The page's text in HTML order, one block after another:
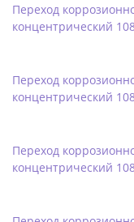
Переход
концентрический
Переход
концентрический
Переход
концентрический